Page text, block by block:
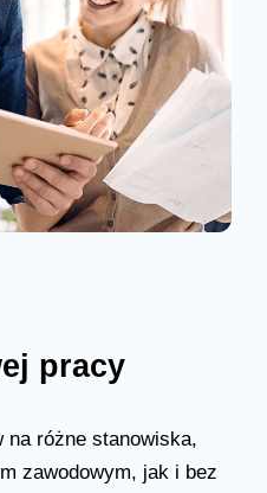
pracy
na różne stanowiska,
zawodowym, jak i bez